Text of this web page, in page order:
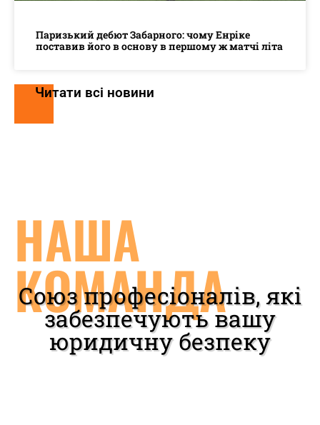
Паризький дебют Забарного: чому Енріке
поставив його в основу в першому ж матчі літа
Читати всі новини
НАША
КОМАНДА
Союз професіоналів, які
забезпечують вашу
юридичну безпеку